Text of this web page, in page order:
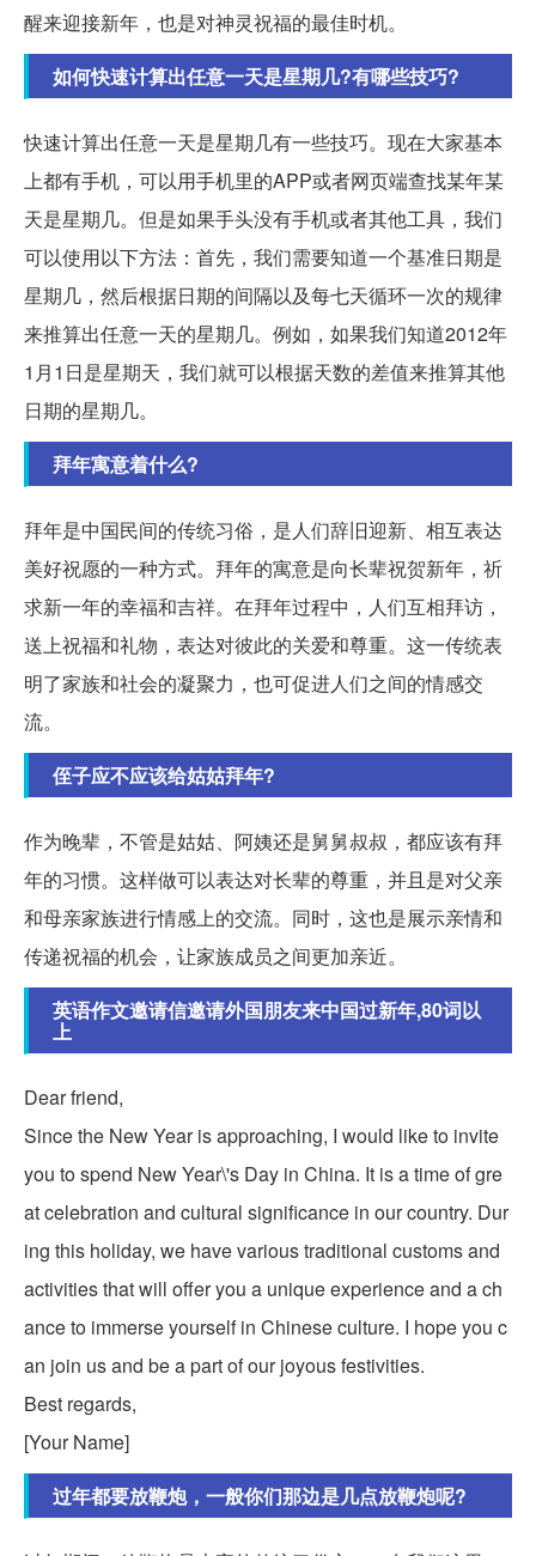
醒来迎接新年，也是对神灵祝福的最佳时机。
如何快速计算出任意一天是星期几?有哪些技巧?
快速计算出任意一天是星期几有一些技巧。现在大家基本
上都有手机，可以用手机里的APP或者网页端查找某年某
天是星期几。但是如果手头没有手机或者其他工具，我们
可以使用以下方法：首先，我们需要知道一个基准日期是
星期几，然后根据日期的间隔以及每七天循环一次的规律
来推算出任意一天的星期几。例如，如果我们知道2012年
1月1日是星期天，我们就可以根据天数的差值来推算其他
日期的星期几。
拜年寓意着什么?
拜年是中国民间的传统习俗，是人们辞旧迎新、相互表达
美好祝愿的一种方式。拜年的寓意是向长辈祝贺新年，祈
求新一年的幸福和吉祥。在拜年过程中，人们互相拜访，
送上祝福和礼物，表达对彼此的关爱和尊重。这一传统表
明了家族和社会的凝聚力，也可促进人们之间的情感交
流。
侄子应不应该给姑姑拜年?
作为晚辈，不管是姑姑、阿姨还是舅舅叔叔，都应该有拜
年的习惯。这样做可以表达对长辈的尊重，并且是对父亲
和母亲家族进行情感上的交流。同时，这也是展示亲情和
传递祝福的机会，让家族成员之间更加亲近。
英语作文邀请信邀请外国朋友来中国过新年,80词以
上
Dear friend,
Since the New Year is approaching, I would like to invite
you to spend New Year\'s Day in China. It is a time of gre
at celebration and cultural significance in our country. Dur
ing this holiday, we have various traditional customs and
activities that will offer you a unique experience and a ch
ance to immerse yourself in Chinese culture. I hope you c
an join us and be a part of our joyous festivities.
Best regards,
[Your Name]
过年都要放鞭炮，一般你们那边是几点放鞭炮呢?